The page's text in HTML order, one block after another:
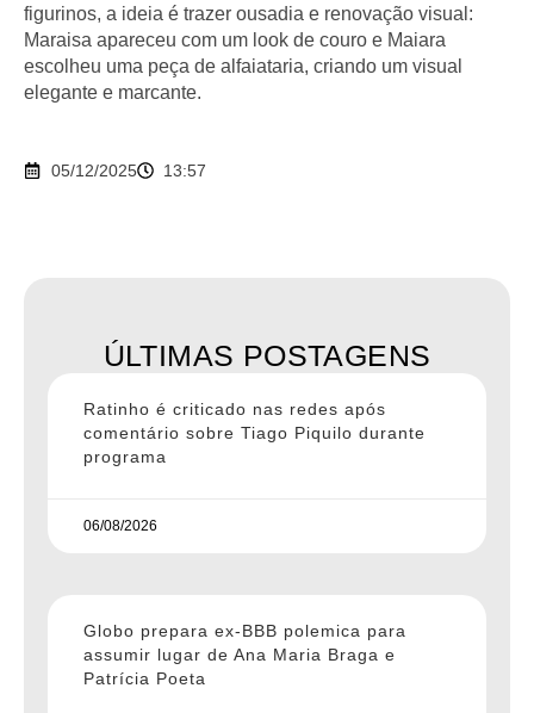
figurinos, a ideia é trazer ousadia e renovação visual:
Maraisa apareceu com um look de couro e Maiara
escolheu uma peça de alfaiataria, criando um visual
elegante e marcante.
05/12/2025 13:57
ÚLTIMAS POSTAGENS
Ratinho é criticado nas redes após
comentário sobre Tiago Piquilo durante
programa
06/08/2026
Globo prepara ex-BBB polemica para
assumir lugar de Ana Maria Braga e
Patrícia Poeta